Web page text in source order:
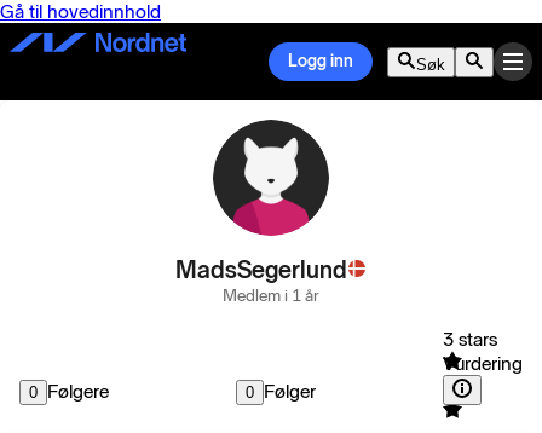
Gå til hovedinnhold
Logg inn Søk
MadsSegerlund
Medlem i 1 år
0 Følgere 0 Følger
3 stars
Vurdering